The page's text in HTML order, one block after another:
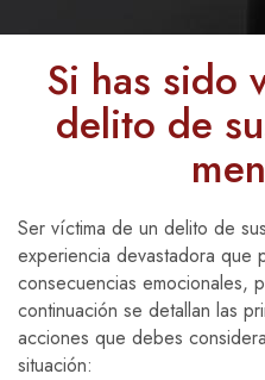
Si has sido
delito de
Ser víctima de un delito de
experiencia devastadora que
consecuencias emocionales,
continuación se detallan las
acciones que debes
situación: